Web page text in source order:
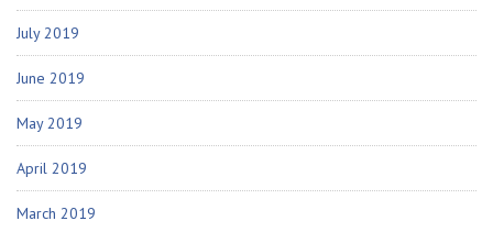
July 2019
June 2019
May 2019
April 2019
March 2019